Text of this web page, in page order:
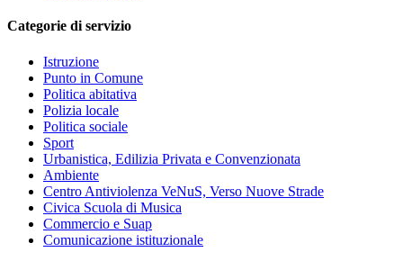
Categorie di servizio
Istruzione
Punto in Comune
Politica abitativa
Polizia locale
Politica sociale
Sport
Urbanistica, Edilizia Privata e Convenzionata
Ambiente
Centro Antiviolenza VeNuS, Verso Nuove Strade
Civica Scuola di Musica
Commercio e Suap
Comunicazione istituzionale